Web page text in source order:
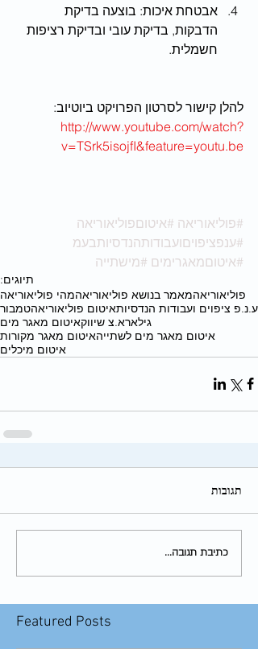
אבטחת איכות: בוצעה בדיקת
הדבקות, בדיקת עובי ובדיקת רציפות
חשמלית.
להלן קישור לסרטון הפרויקט ביוטיוב:
http://www.youtube.com/watch?
v=TSrk5isojfI&feature=youtu.be
#פוליאוריאה #איטוםפוליאוריאה
#ענפציפויםועבודותהנדסיותבעמ
#איטוםמאגרימים #מישתייה
תיוגים:
פוליאוריאהמאמר בנושא פוליאוריאהמהי פוליאוריאה
ע.נ.פ ציפוים ועבודות הנדסיותאיטום פוליאוריאהטמבור
גילארא.צ שיווקאיטום מאגר מים
איטום מאגר מים לשתייהאיטום מאגר מקורות
איטום מיכלים
תגובות
כתיבת תגובה...
Featured Posts